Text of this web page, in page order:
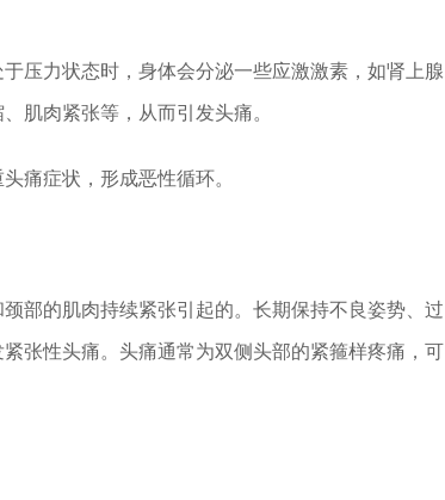
压力状态时，身体会分泌一些应激激素，如肾上腺
肌肉紧张等，从而引发头痛。
痛症状，形成恶性循环。
部的肌肉持续紧张引起的。长期保持不良姿势、过
张性头痛。头痛通常为双侧头部的紧箍样疼痛，可